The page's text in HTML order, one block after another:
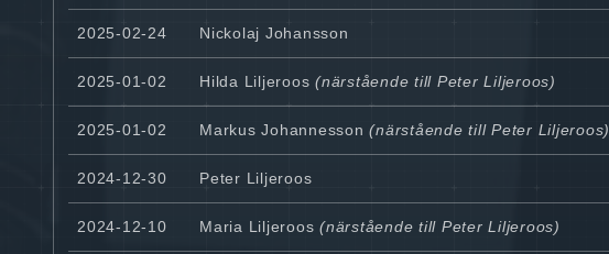
2025-02-24 Nickolaj Johansson
2025-01-02 Hilda Liljeroos (närstående till Peter Liljeroos)
2025-01-02 Markus Johannesson (närstående till Peter Liljeroos)
2024-12-30 Peter Liljeroos
2024-12-10 Maria Liljeroos (närstående till Peter Liljeroos)